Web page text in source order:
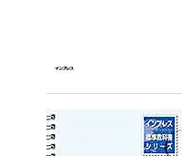
インプ
続・5G